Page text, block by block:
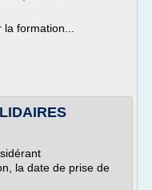
formation...
la date de prise de